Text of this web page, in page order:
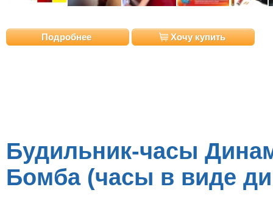
Подробнее Хочу купить
Будильник-часы
Бомба (часы в виде